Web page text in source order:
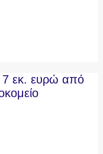
7 εκ. ευρώ από